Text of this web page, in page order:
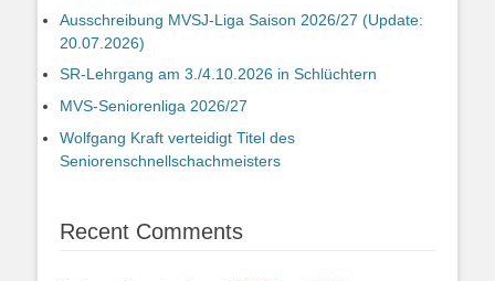
Ausschreibung MVSJ-Liga Saison 2026/27 (Update:
20.07.2026)
SR-Lehrgang am 3./4.10.2026 in Schlüchtern
MVS-Seniorenliga 2026/27
Wolfgang Kraft verteidigt Titel des
Seniorenschnellschachmeisters
Recent Comments